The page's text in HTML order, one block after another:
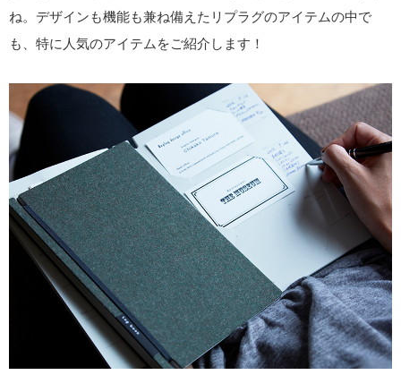
ね。デザインも機能も兼ね備えたリプラグのアイテムの中で
も、特に人気のアイテムをご紹介します！